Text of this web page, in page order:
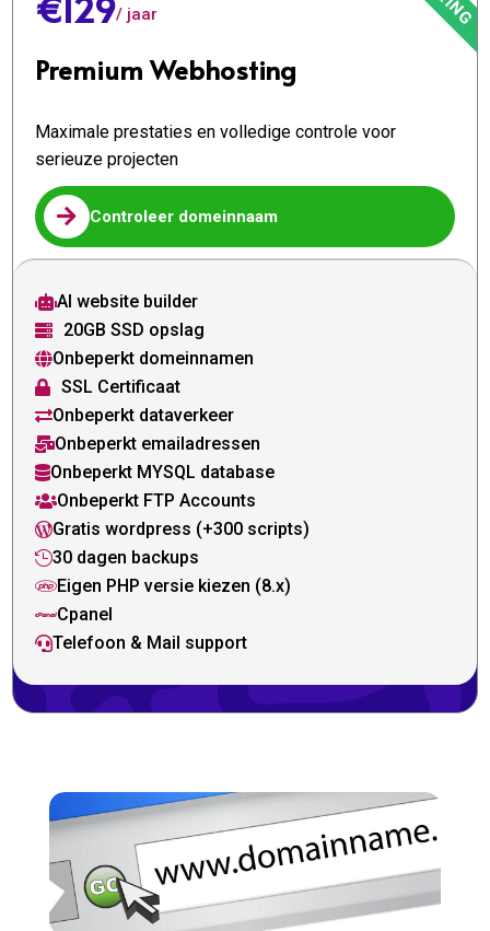
/ jaar
Premium Webhosting
Maximale prestaties en volledige controle voor
serieuze projecten
 Controleer domeinnaam
AI website builder
 20GB SSD opslag
Onbeperkt domeinnamen
 SSL Certificaat
Onbeperkt dataverkeer
Onbeperkt emailadressen
Onbeperkt MYSQL database
Onbeperkt FTP Accounts
Gratis wordpress (+300 scripts)
30 dagen backups
Eigen PHP versie kiezen (8.x)
Cpanel
Telefoon & Mail support